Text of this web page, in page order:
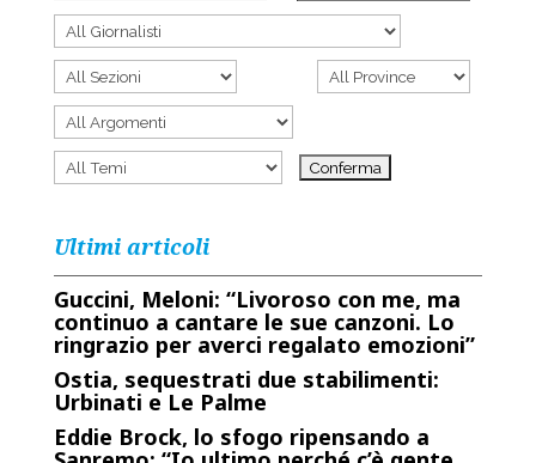
Ultimi articoli
Guccini, Meloni: “Livoroso con me, ma
continuo a cantare le sue canzoni. Lo
ringrazio per averci regalato emozioni”
Ostia, sequestrati due stabilimenti:
Urbinati e Le Palme
Eddie Brock, lo sfogo ripensando a